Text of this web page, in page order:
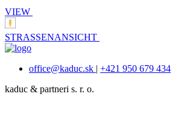
VIEW
STRASSENANSICHT
office@kaduc.sk | +421 950 679 434
kaduc & partneri s. r. o.